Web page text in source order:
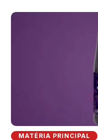
MATÉRIA PRINCIPAL